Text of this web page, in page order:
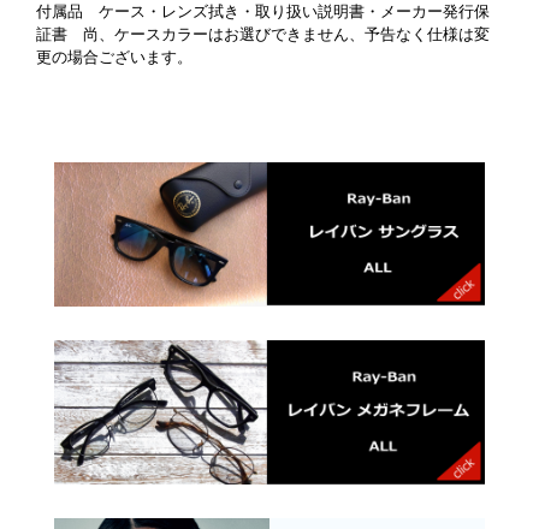
付属品 ケース・レンズ拭き・取り扱い説明書・メーカー発行保
証書 尚、ケースカラーはお選びできません、予告なく仕様は変
更の場合ございます。